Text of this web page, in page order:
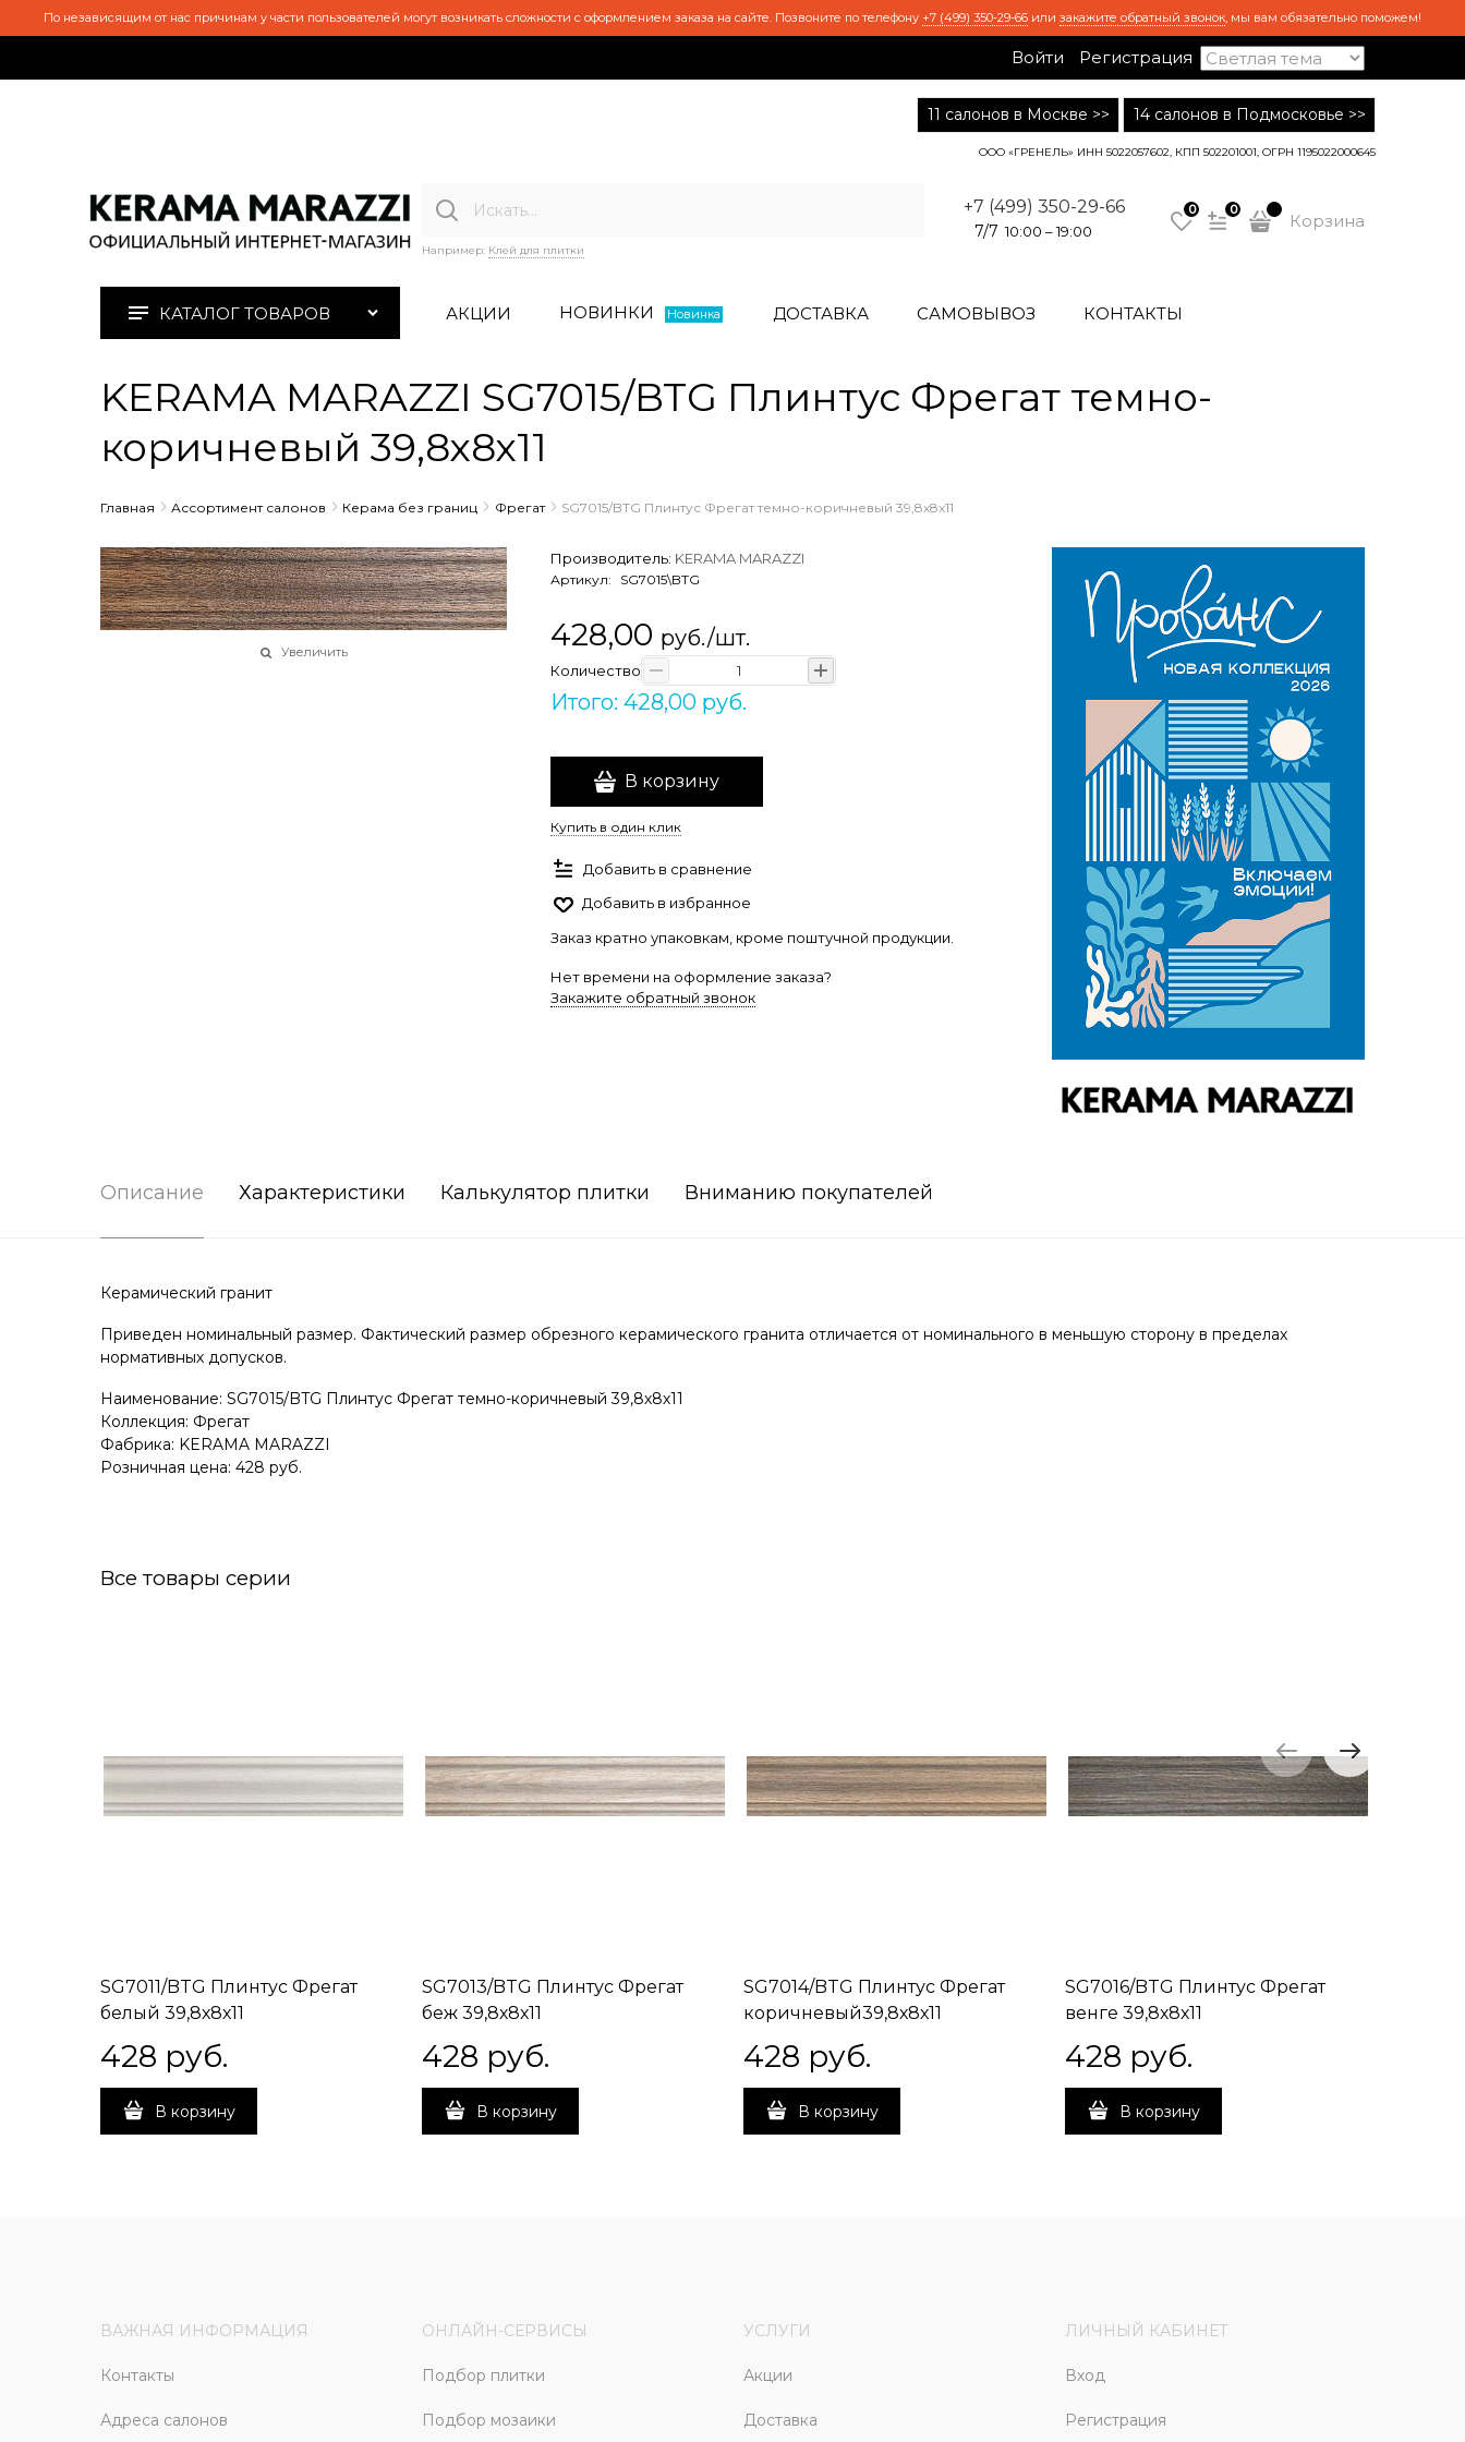
По независящим от нас причинам у части пользователей могут возникать сложности с оформлением заказа на сайте. Позвоните по телефону +7 (499) 350-29-66 или закажите обратный звонок, мы вам обязательно поможем!
Войти Регистрация
11 салонов в Москве >> 14 салонов в Подмосковье >>
ООО «ГРЕНЕЛЬ» ИНН 5022057602, КПП 502201001, ОГРН 1195022000645
Например: Клей для плитки
+7 (499) 350-29-66
7/7 10:00 – 19:00
0 0
Корзина
КАТАЛОГ ТОВАРОВ АКЦИИ НОВИНКИ Новинка ДОСТАВКА САМОВЫВОЗ КОНТАКТЫ
KERAMA MARAZZI SG7015/BTG Плинтус Фрегат темно-
коричневый 39,8х8х11
Главная Ассортимент салонов Керама без границ Фрегат SG7015/BTG Плинтус Фрегат темно-коричневый 39,8х8х11
Увеличить
Производитель: KERAMA MARAZZI
Артикул: SG7015\BTG
428,00 руб./шт.
Количество
Итого: 428,00 руб.
В корзину
Купить в один клик
Добавить в сравнение
Добавить в избранное
Заказ кратно упаковкам, кроме поштучной продукции.
Нет времени на оформление заказа?
Закажите обратный звонок
Описание Характеристики Калькулятор плитки Вниманию покупателей
Керамический гранит
Приведен номинальный размер. Фактический размер обрезного керамического гранита отличается от номинального в меньшую сторону в пределах
нормативных допусков.
Наименование: SG7015/BTG Плинтус Фрегат темно-коричневый 39,8х8х11
Коллекция: Фрегат
Фабрика: KERAMA MARAZZI
Розничная цена: 428 руб.
Все товары серии
SG7011/BTG Плинтус Фрегат
белый 39,8х8х11
428 руб.
В корзину
SG7013/BTG Плинтус Фрегат
беж 39,8х8х11
428 руб.
В корзину
SG7014/BTG Плинтус Фрегат
коричневый39,8х8х11
428 руб.
В корзину
SG7016/BTG Плинтус Фрегат
венге 39,8х8х11
428 руб.
В корзину
ВАЖНАЯ ИНФОРМАЦИЯ
Контакты
Адреса салонов
ОНЛАЙН-СЕРВИСЫ
Подбор плитки
Подбор мозаики
УСЛУГИ
Акции
Доставка
ЛИЧНЫЙ КАБИНЕТ
Вход
Регистрация